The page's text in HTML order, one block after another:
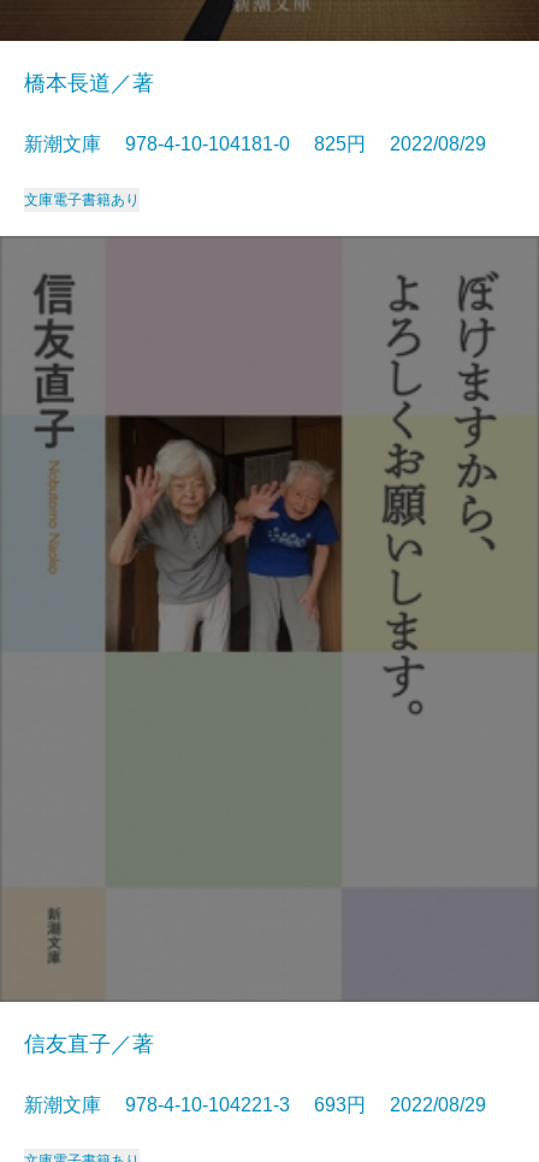
橋本長道／著
新潮文庫 978-4-10-104181-0 825円 2022/08/29
文庫電子書籍あり
信友直子／著
新潮文庫 978-4-10-104221-3 693円 2022/08/29